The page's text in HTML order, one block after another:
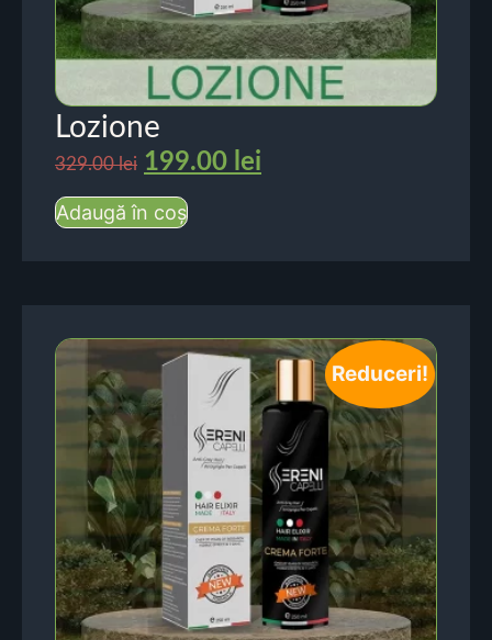
Lozione
329.00lei 199.00 lei
Adaugă în coș
Reduceri!